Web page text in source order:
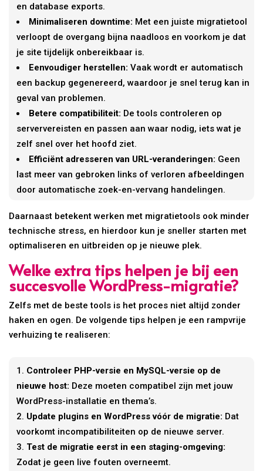
en database exports.
Minimaliseren downtime: Met een juiste migratietool
verloopt de overgang bijna naadloos en voorkom je dat
je site tijdelijk onbereikbaar is.
Eenvoudiger herstellen: Vaak wordt er automatisch
een backup gegenereerd, waardoor je snel terug kan in
geval van problemen.
Betere compatibiliteit: De tools controleren op
serververeisten en passen aan waar nodig, iets wat je
zelf snel over het hoofd ziet.
Efficiënt adresseren van URL-veranderingen: Geen
last meer van gebroken links of verloren afbeeldingen
door automatische zoek-en-vervang handelingen.
Daarnaast betekent werken met migratietools ook minder
technische stress, en hierdoor kun je sneller starten met
optimaliseren en uitbreiden op je nieuwe plek.
Welke extra tips helpen je bij een
succesvolle WordPress-migratie?
Zelfs met de beste tools is het proces niet altijd zonder
haken en ogen. De volgende tips helpen je een rampvrije
verhuizing te realiseren:
Controleer PHP-versie en MySQL-versie op de
nieuwe host: Deze moeten compatibel zijn met jouw
WordPress-installatie en thema’s.
Update plugins en WordPress vóór de migratie: Dat
voorkomt incompatibiliteiten op de nieuwe server.
Test de migratie eerst in een staging-omgeving:
Zodat je geen live fouten overneemt.